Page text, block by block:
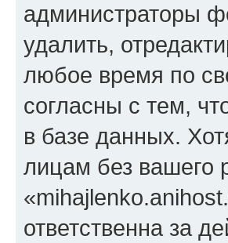
администраторы
удалить,
любое время по
согласны с тем,
в базе данных.
лицам без вашего
ответственна за